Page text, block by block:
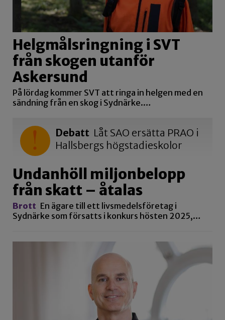
Helgmålsringning i SVT
från skogen utanför
Askersund
På lördag kommer SVT att ringa in helgen med en
sändning från en skog i Sydnärke.…
Debatt Låt SAO ersätta PRAO i
Hallsbergs högstadieskolor
Undanhöll miljonbelopp
från skatt – åtalas
Brott En ägare till ett livsmedelsföretag i
Sydnärke som försatts i konkurs hösten 2025,…